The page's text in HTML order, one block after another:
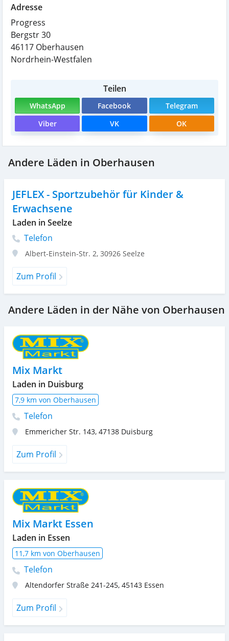
Adresse
Progress
Bergstr 30
46117 Oberhausen
Nordrhein-Westfalen
Teilen
WhatsApp Facebook
Telegram
Viber
VK OK
Andere Läden in Oberhausen
JEFLEX - Sportzubehör für Kinder &
Erwachsene
Laden in Seelze
Telefon
Albert-Einstein-Str. 2, 30926 Seelze
Zum Profil
Andere Läden in der Nähe von Oberhausen
Mix Markt
Laden in Duisburg
7,9 km von Oberhausen
Telefon
Emmericher Str. 143, 47138 Duisburg
Zum Profil
Mix Markt Essen
Laden in Essen
11,7 km von Oberhausen
Telefon
Altendorfer Straße 241-245, 45143 Essen
Zum Profil